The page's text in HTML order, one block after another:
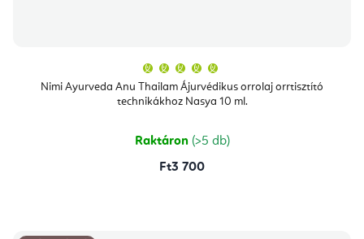
Nimi Ayurveda Anu Thailam Ájurvédikus orrolaj orrtisztító
technikákhoz Nasya 10 ml.
átlagos
értékelése
5-
csillag.
Raktáron (>5 db)
Ft3 700